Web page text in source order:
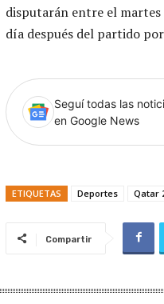
disputarán entre el martes
día después del partido
Seguí todas las
en Google News
ETIQUETAS Deportes Qatar
Compartir